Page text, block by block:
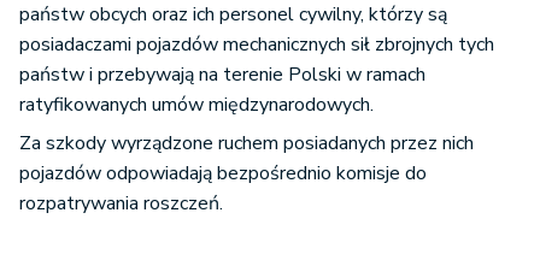
państw obcych oraz ich personel cywilny, którzy są
posiadaczami pojazdów mechanicznych sił zbrojnych tych
państw i przebywają na terenie Polski w ramach
ratyfikowanych umów międzynarodowych.
Za szkody wyrządzone ruchem posiadanych przez nich
pojazdów odpowiadają bezpośrednio komisje do
rozpatrywania roszczeń.